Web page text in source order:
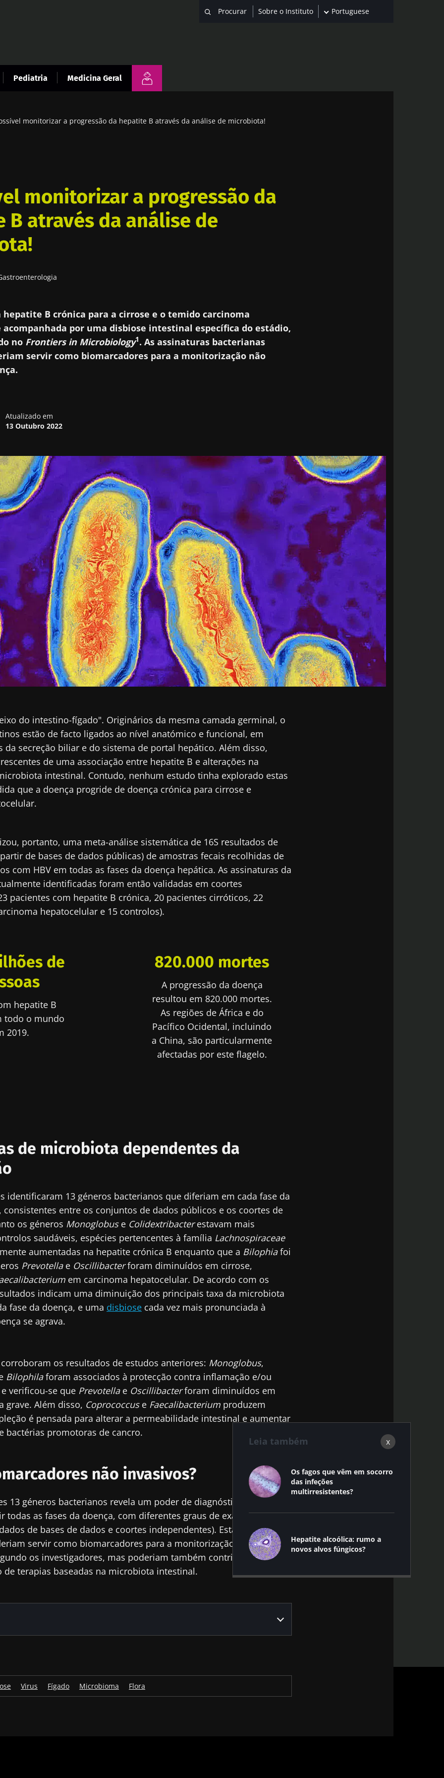
Sobre o Instituto Portuguese
Pediatria Medicina Geral
monitorizar a progressão da hepatite B através da análise de microbiota!
monitorizar a progressão da
B através da análise de
hepatite B crónica para a cirrose e o temido carcinoma
por uma disbiose intestinal específica do estádio,
no Frontiers in Microbiology1. As assinaturas bacterianas
servir como biomarcadores para a monitorização não
Atualizado em
13 Outubro 2022
do intestino-fígado". Originários da mesma camada germinal, o
estão de facto ligados ao nível anatómico e funcional, em
da secreção biliar e do sistema de portal hepático. Além disso,
de uma associação entre hepatite B e alterações na
intestinal. Contudo, nenhum estudo tinha explorado estas
que a doença progride de doença crónica para cirrose e
portanto, uma meta-análise sistemática de 16S resultados de
de bases de dados públicas) de amostras fecais recolhidas de
com HBV em todas as fases da doença hepática. As assinaturas da
identificadas foram então validadas em coortes
pacientes com hepatite B crónica, 20 pacientes cirróticos, 22
hepatocelular e 15 controlos).
de
hepatite B
todo o mundo
2019.
820.000 mortes
A progressão da doença
resultou em 820.000 mortes.
As regiões de África e do
Pacífico Ocidental, incluindo
a China, são particularmente
afectadas por este flagelo.
de microbiota dependentes da
identificaram 13 géneros bacterianos que diferiam em cada fase da
consistentes entre os conjuntos de dados públicos e os coortes de
os géneros Monoglobuse Colidextribacterestavam mais
saudáveis, espécies pertencentes à família Lachnospiraceae
aumentadas na hepatite crónica B enquanto que a Bilophiafoi
Prevotellae Oscillibacterforam diminuídos em cirrose,
em carcinoma hepatocelular. De acordo com os
indicam uma diminuição dos principais taxa da microbiota
fase da doença, e uma disbiose cada vez mais pronunciada à
se agrava.
os resultados de estudos anteriores: Monoglobus,
Bilophilaforam associados à protecção contra inflamação e/ou
verificou-se que Prevotellae Oscillibacterforam diminuídos em
grave. Além disso, Coprococcuse Faecalibacterium produzem
é pensada para alterar a permeabilidade intestinal e aumentar
bactérias promotoras de cancro.
não invasivos?
13 géneros bacterianos revela um poder de diagnóstico que
todas as fases da doença, com diferentes graus de exactidão
de bases de dados e coortes independentes). Estas assinaturas
servir como biomarcadores para a monitorização não invasiva
os investigadores, mas poderiam também contribuir para o
de terapias baseadas na microbiota intestinal.
Virus Fígado Microbioma Flora
x
Leia também
Os fagos que vêm em socorro
das infeções
multirresistentes?
Hepatite alcoólica: rumo a
novos alvos fúngicos?
a ser redirecionado e deixar nosso site
do Biocodex Microbiota Institute
se informado
de profissionais de saúde e investigadores da Microbiota
inscrever para receber mais informações sobre a Biocodex
as
e apolítica de privacidade
connosco!
Digest" e o "HCP Magazine" para se manter atualizado com
sobre a microbiota.
me inscrever para receber mais informações sobre a Biocodex
política de privacidadedo Biocodex
saúde
16/07/2026
Microbiota
intratumoral do
cancro colorretal: um
indicador prognóstico
independente?
10/07/2026
Uma bactéria
intestinal que
aumenta a força
muscular